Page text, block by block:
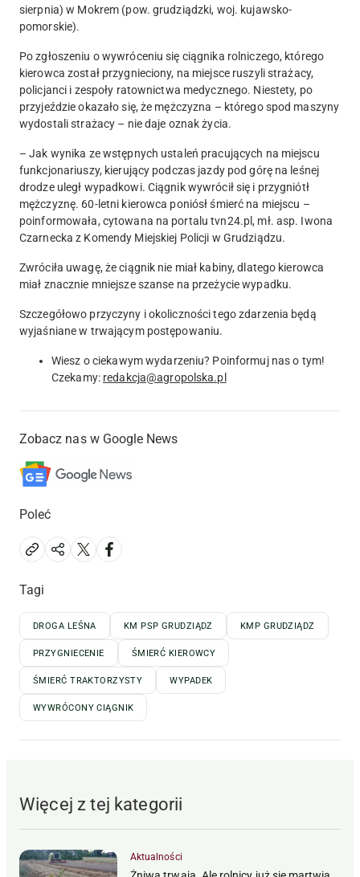
sierpnia) w Mokrem (pow. grudziądzki, woj. kujawsko-
pomorskie).
Po zgłoszeniu o wywróceniu się ciągnika rolniczego, którego
kierowca został przygnieciony, na miejsce ruszyli strażacy,
policjanci i zespoły ratownictwa medycznego. Niestety, po
przyjeździe okazało się, że mężczyzna – którego spod maszyny
wydostali strażacy – nie daje oznak życia.
– Jak wynika ze wstępnych ustaleń pracujących na miejscu
funkcjonariuszy, kierujący podczas jazdy pod górę na leśnej
drodze uległ wypadkowi. Ciągnik wywrócił się i przygniótł
mężczyznę. 60-letni kierowca poniósł śmierć na miejscu –
poinformowała, cytowana na portalu tvn24.pl, mł. asp. Iwona
Czarnecka z Komendy Miejskiej Policji w Grudziądzu.
Zwróciła uwagę, że ciągnik nie miał kabiny, dlatego kierowca
miał znacznie mniejsze szanse na przeżycie wypadku.
Szczegółowo przyczyny i okoliczności tego zdarzenia będą
wyjaśniane w trwającym postępowaniu.
Wiesz o ciekawym wydarzeniu? Poinformuj nas o tym!
Czekamy: redakcja@agropolska.pl
Zobacz nas w Google News
Poleć
Tagi
DROGA LEŚNA KM PSP GRUDZIĄDZ KMP GRUDZIĄDZ
PRZYGNIECENIE ŚMIERĆ KIEROWCY
ŚMIERĆ TRAKTORZYSTY WYPADEK
WYWRÓCONY CIĄGNIK
Więcej z tej kategorii
Aktualności